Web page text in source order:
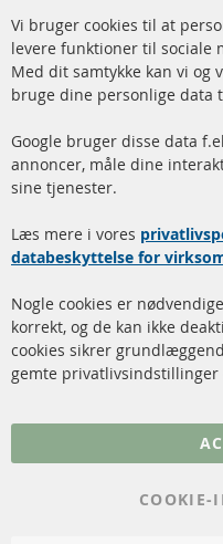
info@contra-automotive.de
www.contra-automotive.de
Facebook
Instagram
Hurtige links
Dieselpartikelfilter (DPF)
rengøring
Katalysator (KAT)
Sensorer
FAQ
Vi bruger cookies til at
levere funktioner til sociale
Med dit samtykke kan vi og
bruge dine personlige data
Google bruger disse data
annoncer, måle dine
sine tjenester.
Læs mere i vores
databeskyttelse for
Nogle cookies er
korrekt, og de kan ikke
cookies sikrer
gemte
COOKIE-